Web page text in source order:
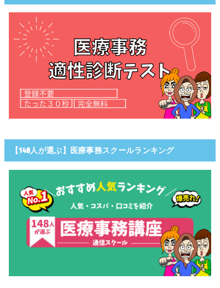
【148人が選ぶ】医療事務スクールランキング